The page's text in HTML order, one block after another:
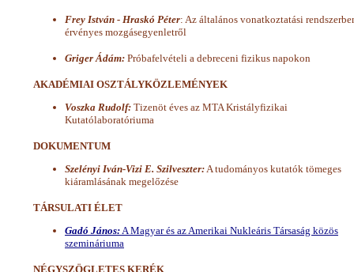
Frey István - Hraskó Péter: Az általános vonatkoztatási
érvényes mozgásegyenletről
Griger Ádám: Próbafelvételi a debreceni fizikus napokon
AKADÉMIAI OSZTÁLYKÖZLEMÉNYEK
Voszka Rudolf: Tizenöt éves az MTA Kristályfizikai
Kutatólaboratóriuma
DOKUMENTUM
Szelényi Iván-Vizi E. Szilveszter: A tudományos kutatók tömeges
kiáramlásának megelőzése
TÁRSULATI ÉLET
Gadó János: A Magyar és az Amerikai Nukleáris Társaság közös
szemináriuma
NÉGYSZÖGLETES KERÉK